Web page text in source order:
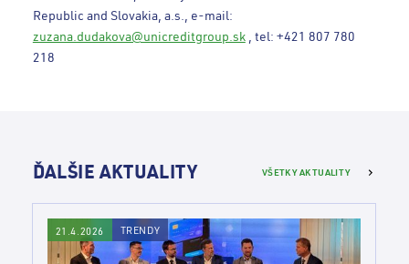
Republic and Slovakia, a.s., e-mail:
zuzana.dudakova@unicreditgroup.sk, tel: +421 807 780
218
ĎALŠIE AKTUALITY VŠETKY AKTUALITY
21.4.2026 TRENDY